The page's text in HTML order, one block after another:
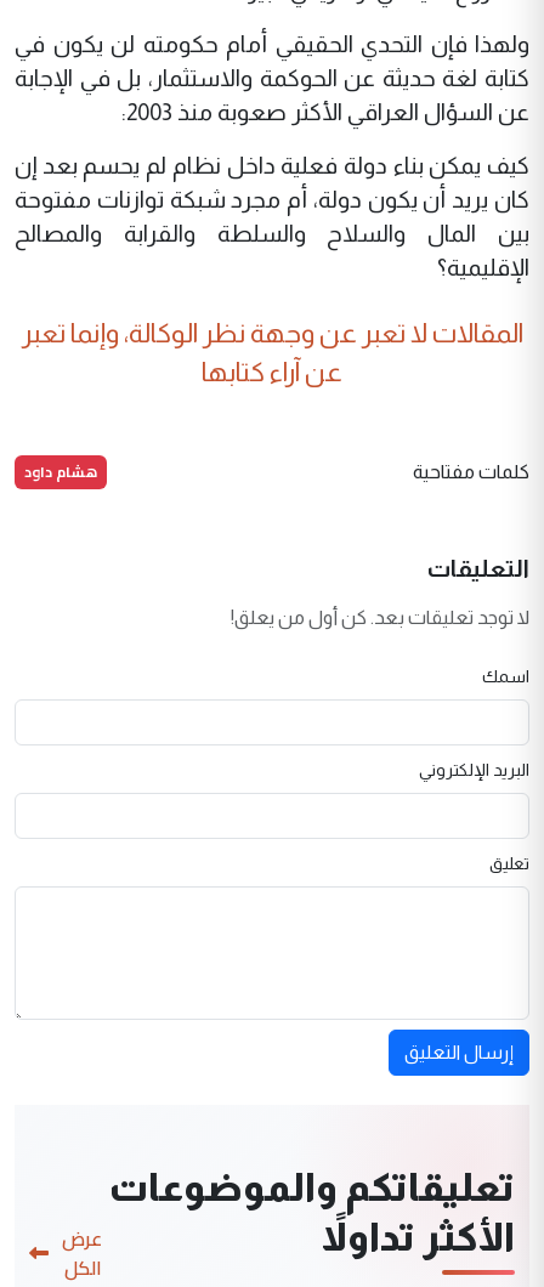
ولهذا فإن التحدي الحقيقي أمام حكومته لن يكون في
كتابة لغة حديثة عن الحوكمة والاستثمار، بل في الإجابة
عن السؤال العراقي الأكثر صعوبة منذ 2003:
كيف يمكن بناء دولة فعلية داخل نظام لم يحسم بعد إن
كان يريد أن يكون دولة، أم مجرد شبكة توازنات مفتوحة
بين المال والسلاح والسلطة والقرابة والمصالح
الإقليمية؟
المقالات لا تعبر عن وجهة نظر الوكالة، وإنما تعبر
عن آراء كتابها
كلمات مفتاحية هشام داود
التعليقات
لا توجد تعليقات بعد. كن أول من يعلق!
اسمك
البريد الإلكتروني
تعليق
إرسال التعليق
تعليقاتكم والموضوعات
الأكثر تداولاً
عرض
الكل